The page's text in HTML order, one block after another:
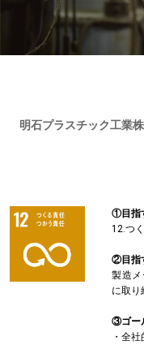
明石プラスチック工業
①目指
12.つ
②目指
製造
に取り
③ゴー
・全